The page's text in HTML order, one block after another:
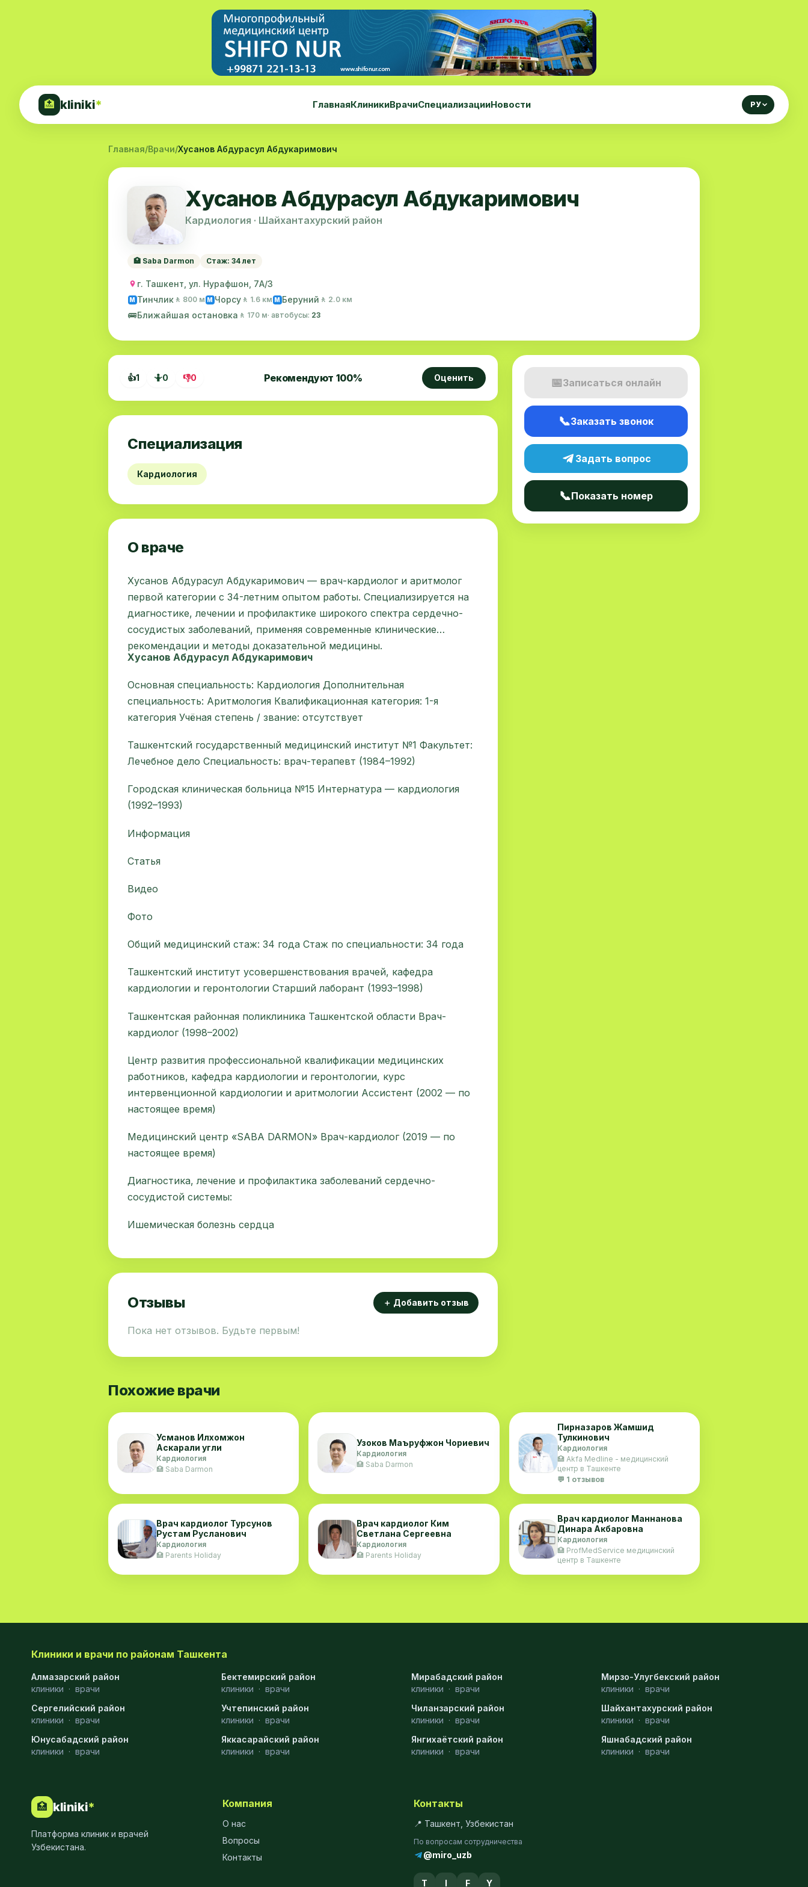
🏥 kliniki* ГлавнаяКлиникиВрачиСпециализацииНовости РУ
Главная/Врачи/Хусанов Абдурасул Абдукаримович
Хусанов Абдурасул Абдукаримович
Кардиология · Шайхантахурский район
🏥 Saba Darmon Стаж: 34 лет
г. Ташкент, ул. Нурафшон, 7А/3
M Тинчлик 🚶 800 м M Чорсу 🚶 1.6 км M Беруний 🚶 2.0 км
🚌Ближайшая остановка 🚶 170 м· автобусы: 23
👍1 🤷0 👎0 Рекомендуют 100% Оценить
Специализация
Кардиология
О враче
Хусанов Абдурасул Абдукаримович — врач-кардиолог и аритмолог
первой категории с 34-летним опытом работы. Специализируется на
диагностике, лечении и профилактике широкого спектра сердечно-
сосудистых заболеваний, применяя современные клинические
рекомендации и методы доказательной медицины.
Хусанов Абдурасул Абдукаримович
Основная специальность: Кардиология Дополнительная
специальность: Аритмология Квалификационная категория: 1-я
категория Учёная степень / звание: отсутствует
Ташкентский государственный медицинский институт №1 Факультет:
Лечебное дело Специальность: врач-терапевт (1984–1992)
Городская клиническая больница №15 Интернатура — кардиология
(1992–1993)
Информация
Статья
Видео
Фото
Общий медицинский стаж: 34 года Стаж по специальности: 34 года
Ташкентский институт усовершенствования врачей, кафедра
кардиологии и геронтологии Старший лаборант (1993–1998)
Ташкентская районная поликлиника Ташкентской области Врач-
кардиолог (1998–2002)
Центр развития профессиональной квалификации медицинских
работников, кафедра кардиологии и геронтологии, курс
интервенционной кардиологии и аритмологии Ассистент (2002 — по
настоящее время)
Медицинский центр «SABA DARMON» Врач-кардиолог (2019 — по
настоящее время)
Диагностика, лечение и профилактика заболеваний сердечно-
сосудистой системы:
Ишемическая болезнь сердца
Отзывы ＋ Добавить отзыв
Пока нет отзывов. Будьте первым!
📅Записаться онлайн
📞Заказать звонок
Задать вопрос
📞Показать номер
Похожие врачи
Усманов Илхомжон
Аскарали угли
Кардиология
🏥 Saba Darmon
Узоков Маъруфжон Чориевич
Кардиология
🏥 Saba Darmon
Пирназаров Жамшид
Тулкинович
Кардиология
🏥 Akfa Medline - медицинский
центр в Ташкенте
💬 1 отзывов
Врач кардиолог Турсунов
Рустам Русланович
Кардиология
🏥 Parents Holiday
Врач кардиолог Ким
Светлана Сергеевна
Кардиология
🏥 Parents Holiday
Врач кардиолог Маннанова
Динара Акбаровна
Кардиология
🏥 ProfMedService медицинский
центр в Ташкенте
Клиники и врачи по районам Ташкента
Алмазарский район
клиники · врачи
Бектемирский район
клиники · врачи
Мирабадский район
клиники · врачи
Мирзо-Улугбекский район
клиники · врачи
Сергелийский район
клиники · врачи
Учтепинский район
клиники · врачи
Чиланзарский район
клиники · врачи
Шайхантахурский район
клиники · врачи
Юнусабадский район
клиники · врачи
Яккасарайский район
клиники · врачи
Янгихаётский район
клиники · врачи
Яшнабадский район
клиники · врачи
🏥 kliniki*
Платформа клиник и врачей
Узбекистана.
Компания
О нас
Вопросы
Контакты
Контакты
📍 Ташкент, Узбекистан
По вопросам сотрудничества
@miro_uzb
T I F Y